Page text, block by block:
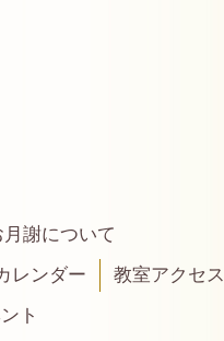
月謝について
レンダー
教室アクセス
ト